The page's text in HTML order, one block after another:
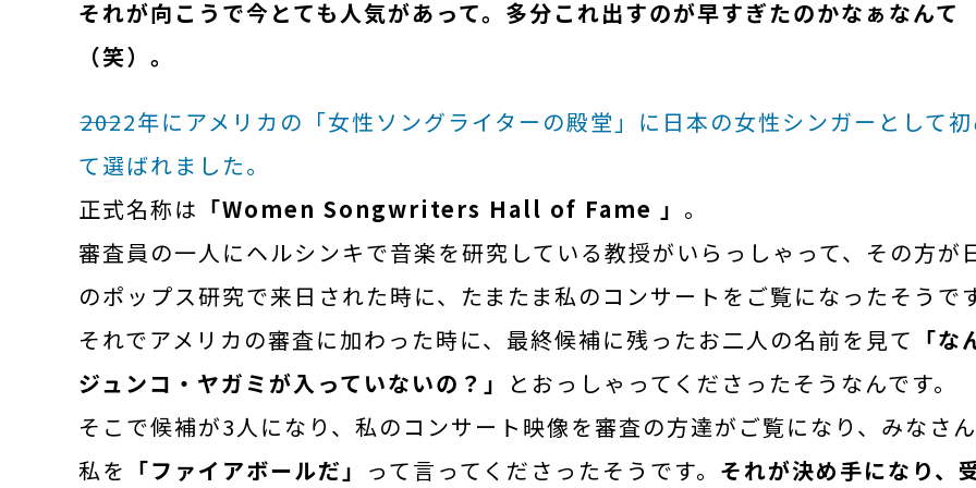
それが向こうで今とても人気があって。多分これ出すのが早すぎたのかなぁなんて
（笑）。
――2022年にアメリカの「女性ソングライターの殿堂」に日本の女性シンガーとして初
て選ばれました。
正式名称は 「Women Songwriters Hall of Fame 」 。
審査員の一人にヘルシンキで音楽を研究している教授がいらっしゃって、その方が
のポップス研究で来日された時に、たまたま私のコンサートをご覧になったそうです
それでアメリカの審査に加わった時に、最終候補に残ったお二人の名前を見て 「な
ジュンコ・ヤガミが入っていないの？」
とおっしゃってくださったそうなんです。
そこで候補が3人になり、私のコンサート映像を審査の方達がご覧になり、みなさ
私を 「ファイアボールだ」 って言ってくださったそうです。 それが決め手になり、